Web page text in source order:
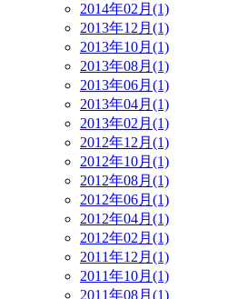
2014年02月(1)
2013年12月(1)
2013年10月(1)
2013年08月(1)
2013年06月(1)
2013年04月(1)
2013年02月(1)
2012年12月(1)
2012年10月(1)
2012年08月(1)
2012年06月(1)
2012年04月(1)
2012年02月(1)
2011年12月(1)
2011年10月(1)
2011年08月(1)